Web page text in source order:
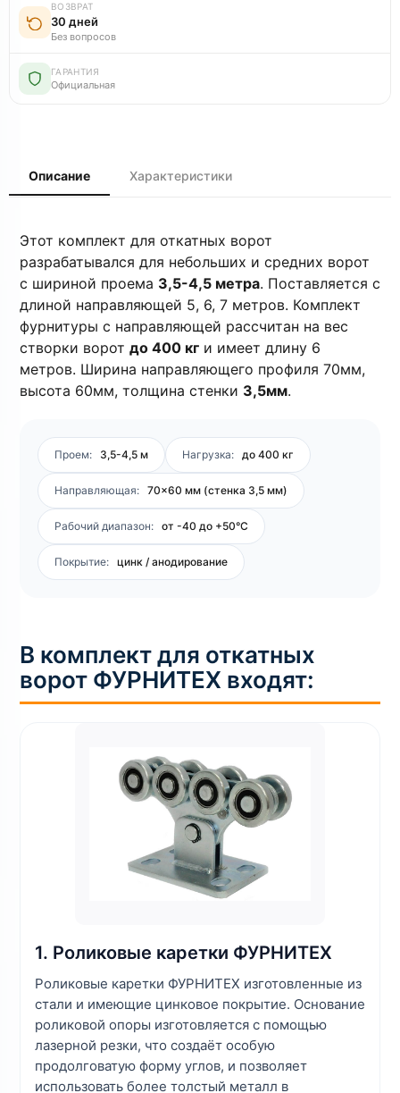
ВОЗВРАТ
30 дней
Без вопросов
ГАРАНТИЯ
Официальная
Описание Характеристики
Этот комплект для откатных ворот
разрабатывался для небольших и средних ворот
с шириной проема 3,5-4,5 метра. Поставляется с
длиной направляющей 5, 6, 7 метров. Комплект
фурнитуры с направляющей рассчитан на вес
створки ворот до 400 кг и имеет длину 6
метров. Ширина направляющего профиля 70мм,
высота 60мм, толщина стенки 3,5мм.
Проем: 3,5-4,5 м Нагрузка: до 400 кг
Направляющая: 70×60 мм (стенка 3,5 мм)
Рабочий диапазон: от -40 до +50°C
Покрытие: цинк / анодирование
В комплект для откатных
ворот ФУРНИТЕХ входят:
1. Роликовые каретки ФУРНИТЕХ
Роликовые каретки ФУРНИТЕХ изготовленные из
стали и имеющие цинковое покрытие. Основание
роликовой опоры изготовляется с помощью
лазерной резки, что создаёт особую
продолговатую форму углов, и позволяет
использовать более толстый металл в